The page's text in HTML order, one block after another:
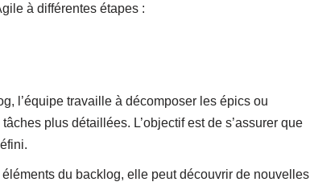
à différentes étapes :
l’équipe travaille à décomposer les épics ou
plus détaillées. L’objectif est de s’assurer que
du backlog, elle peut découvrir de nouvelles